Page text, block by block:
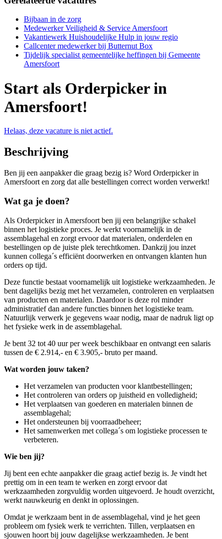
Bijbaan in de zorg
Medewerker Veiligheid & Service Amersfoort
Vakantiewerk Huishoudelijke Hulp in jouw regio
Callcenter medewerker bij Butternut Box
Tijdelijk specialist gemeentelijke heffingen bij Gemeente
Amersfoort
Start als Orderpicker in
Amersfoort!
Helaas, deze vacature is niet actief.
Beschrijving
Ben jij een aanpakker die graag bezig is? Word Orderpicker in
Amersfoort en zorg dat alle bestellingen correct worden verwerkt!
Wat ga je doen?
Als Orderpicker in Amersfoort ben jij een belangrijke schakel
binnen het logistieke proces. Je werkt voornamelijk in de
assemblagehal en zorgt ervoor dat materialen, onderdelen en
bestellingen op de juiste plek terechtkomen. Dankzij jou inzet
kunnen collega´s efficiënt doorwerken en ontvangen klanten hun
orders op tijd.
Deze functie bestaat voornamelijk uit logistieke werkzaamheden. Je
bent dagelijks bezig met het verzamelen, controleren en verplaatsen
van producten en materialen. Daardoor is deze rol minder
administratief dan andere functies binnen het logistieke team.
Natuurlijk verwerk je gegevens waar nodig, maar de nadruk ligt op
het fysieke werk in de assemblagehal.
Je bent 32 tot 40 uur per week beschikbaar en ontvangt een salaris
tussen de € 2.914,- en € 3.905,- bruto per maand.
Wat worden jouw taken?
Het verzamelen van producten voor klantbestellingen;
Het controleren van orders op juistheid en volledigheid;
Het verplaatsen van goederen en materialen binnen de
assemblagehal;
Het ondersteunen bij voorraadbeheer;
Het samenwerken met collega´s om logistieke processen te
verbeteren.
Wie ben jij?
Jij bent een echte aanpakker die graag actief bezig is. Je vindt het
prettig om in een team te werken en zorgt ervoor dat
werkzaamheden zorgvuldig worden uitgevoerd. Je houdt overzicht,
werkt nauwkeurig en denkt in oplossingen.
Omdat je werkzaam bent in de assemblagehal, vind je het geen
probleem om fysiek werk te verrichten. Tillen, verplaatsen en
sjouwen hoort bij jouw dagelijkse werkzaamheden. Je bent